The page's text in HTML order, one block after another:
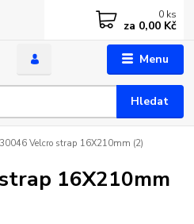
Menu
Hledat
0 ks
za 0,00 Kč
Velcro strap 16X210mm (2)
16X210mm